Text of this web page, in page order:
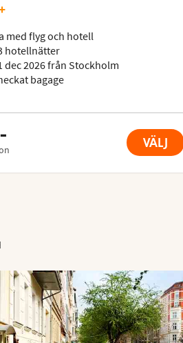
med flyg och hotell
hotellnätter
dec 2026 från Stockholm
bagage
VÄLJ